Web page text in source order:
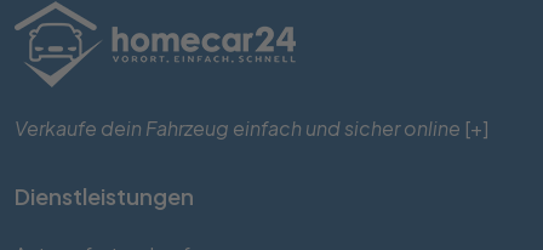
Verkaufe dein Fahrzeug einfach und sicher online [+]
Dienstleistungen